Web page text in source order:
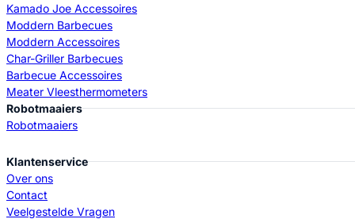
Kamado Joe Accessoires
Moddern Barbecues
Moddern Accessoires
Char-Griller Barbecues
Barbecue Accessoires
Meater Vleesthermometers
Robotmaaiers
Robotmaaiers
Klantenservice
Over ons
Contact
Veelgestelde Vragen